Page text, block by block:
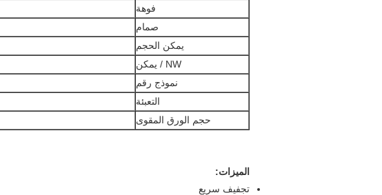
فوهة
صمام
يمكن الحجم
NW / يمكن
نموذج رقم
التعبئة
حجم الورق المقوى
الميزات:
تجفيف سريع